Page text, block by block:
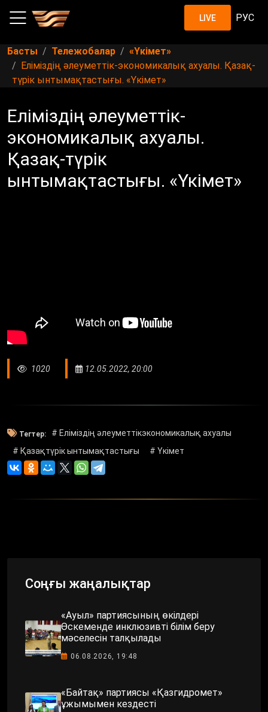
LIVE РУС
Басты Тележобалар
«Үкімет»
Еліміздің әлеуметтік-экономикалық ахуалы. Қазақ-
түрік ынтымақтастығы. «Үкімет»
Еліміздің әлеуметтік-
экономикалық ахуалы.
Қазақ-түрік
ынтымақтастығы. «Үкімет»
1020 12.05.2022, 20:00
Тегтер:
# Еліміздің әлеуметтікэкономикалық ахуалы
# Қазақтүрік ынтымақтастығы
# Үкімет
Соңғы жаңалықтар
«Ауыл» партиясының өкілдері
Өскеменде инклюзивті білім беру
мәселесін талқылады
06.08.2026, 19:48
«Байтақ» партиясы «Қазгидромет»
ұжымымен кездесті